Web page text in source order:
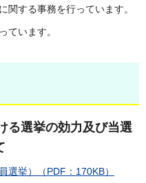
関する事務を行っています。
ています。
る選挙の効力及び当選
選挙）（PDF：170KB）